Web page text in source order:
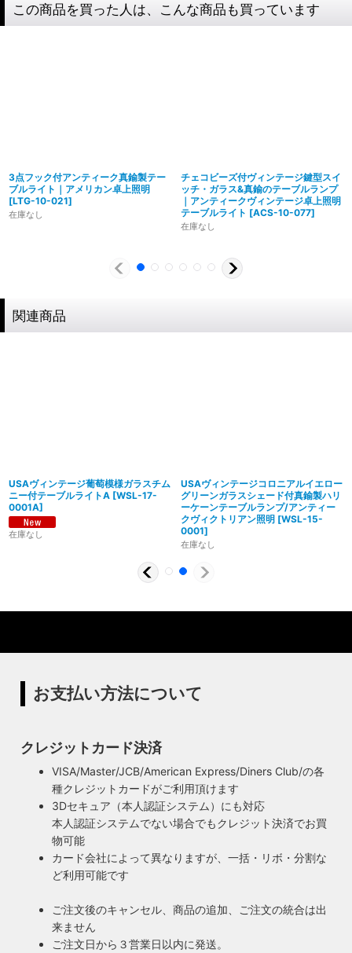
リジナル照明の製造、販売から納品、修理などのアフタフォ
ローまで一貫して自店工房で行っています。デザインから製
暮らしを照らす名脇役・こだわりのヴィンテー
ジスタイル
照明は暮らしの名脇役！メインのスーツが良いのに、靴や時
計がダサいとイマイチ決まらない。住宅や店舗も同じく照明
がダサいだけでせっかくの良い建築やインテリアも台無しで
す。ハイロミドットコムがこだわるのは、旧き良きアメリカ
て飽きの来ない無垢さや素朴さを追求したヴィンテージスタ
イルでの提案にこだわっています。
◆もっと詳しく見る
ハイロミドットコムの照明にはアメリカンソケットを使用し
安心のPSE適合照明・電気用品安全法の遵守
ハイロミドットコムで販売する照明は１点残らずPSE検査に
合格した照明です。製造後や出荷前に検査を行うため、当店
のオリジナル照明はもちろん、アンティークやヴィンテージ
の古い照明も安心してお使い頂けます。当店は製造事業者と
して近畿経済産業局へ特定電気用品以外の電気用品の製造事
業者として届出を行っております。
この商品を買った人は、こんな商品も買っています
3点フック付アンティーク真鍮製テー
ブルライト｜アメリカン卓上照明
[LTG-10-021]
在庫なし
チェコビーズ付ヴィンテージ鍵型スイ
ッチ・ガラス&真鍮のテーブルランプ
｜アンティークヴィンテージ卓上照明
テーブルライト [ACS-10-077]
在庫なし
関連商品
USAヴィンテージ葡萄模様ガラスチム
ニー付テーブルライトA [WSL-17-
0001A]
在庫なし
USAヴィンテージコロニアルイエロー
グリーンガラスシェード付真鍮製ハリ
ーケーンテーブルランプ/アンティー
クヴィクトリアン照明 [WSL-15-
0001]
在庫なし
お支払い方法について
クレジットカード決済
VISA/Master/JCB/American Express/Diners Club/の各
種クレジットカードがご利用頂けます
3Dセキュア（本人認証システム）にも対応
本人認証システムでない場合でもクレジット決済でお買
物可能
カード会社によって異なりますが、一括・リボ・分割な
ど利用可能です
ご注文後のキャンセル、商品の追加、ご注文の統合は出
来ません
ご注文日から３営業日以内に発送。